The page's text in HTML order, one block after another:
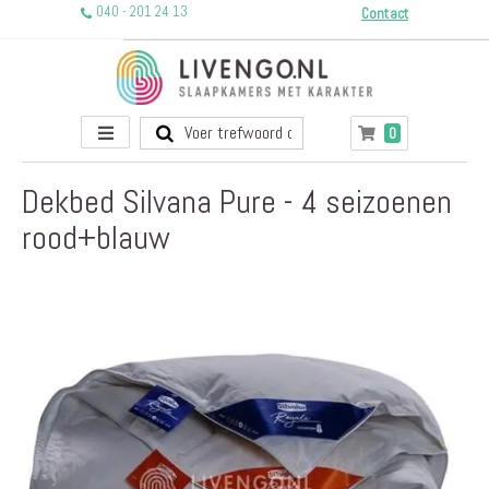
040 - 201 24 13 Contact
Toggle
Nav
Winkelwagen
0producten
Dekbed Silvana Pure - 4 seizoenen
rood+blauw
afbeeldingen-
gallerij